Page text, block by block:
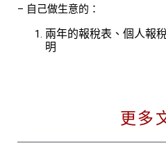
– 自己做生意的：
兩年的報稅表、個人報
明
更多